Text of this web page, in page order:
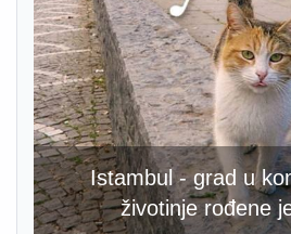
Istambul - grad u
životinje rođene